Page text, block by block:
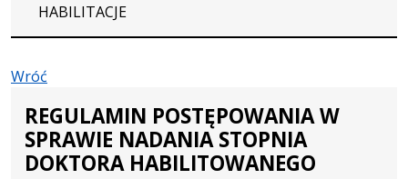
HABILITACJE
Wróć
REGULAMIN POSTĘPOWANIA W
SPRAWIE NADANIA STOPNIA
DOKTORA HABILITOWANEGO